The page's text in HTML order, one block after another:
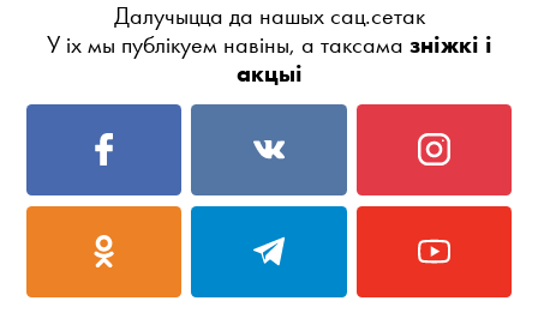
Далучыцца да нашых сац.сетак
У іх мы публікуем навіны, а таксама зніжкі і
акцыі